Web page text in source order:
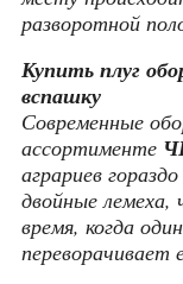
разворотной
Купить плуг
вспашку
Современные
ассортименте
аграриев
двойные
время, когда
переворачивает